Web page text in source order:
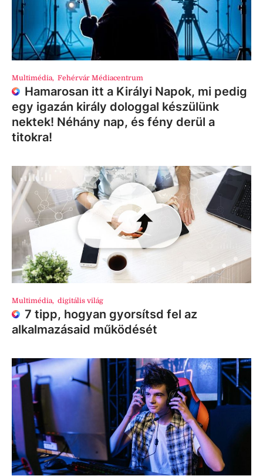
Multimédia, Fehérvár Médiacentrum
Hamarosan itt a Királyi Napok, mi pedig
egy igazán király dologgal készülünk
nektek! Néhány nap, és fény derül a
titokra!
Multimédia, digitális világ
7 tipp, hogyan gyorsítsd fel az
alkalmazásaid működését